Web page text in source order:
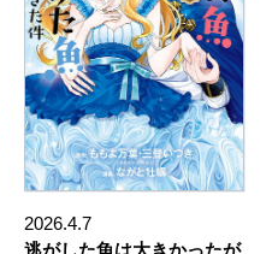
2026.4.7